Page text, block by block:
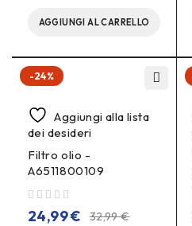
AGGIUNGI AL CARRELLO
-24%
Aggiungi alla lista
dei desideri
Filtro olio -
A6511800109
32,99€
24,99€